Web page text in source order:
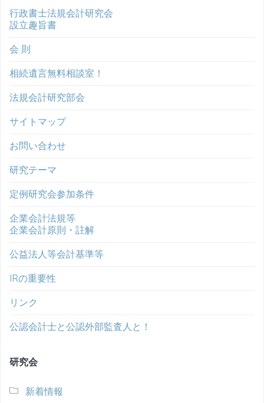
行政書士法規会計研究会
設立趣旨書
会 則
相続遺言無料相談室！
法規会計研究部会
サイトマップ
お問い合わせ
研究テーマ
定例研究会参加条件
企業会計法規等
企業会計原則・註解
公益法人等会計基準等
IRの重要性
リンク
公認会計士と公認外部監査人と！
研究会
新着情報